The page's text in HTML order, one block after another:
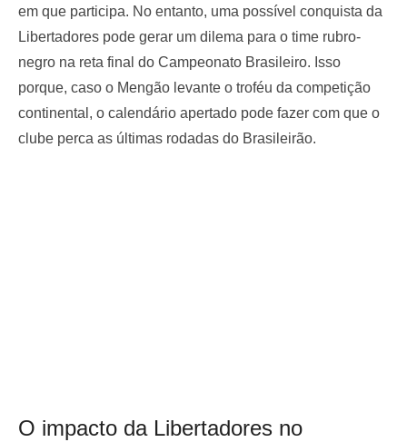
em que participa. No entanto, uma possível conquista da
Libertadores pode gerar um dilema para o time rubro-
negro na reta final do Campeonato Brasileiro. Isso
porque, caso o Mengão levante o troféu da competição
continental, o calendário apertado pode fazer com que o
clube perca as últimas rodadas do Brasileirão.
O impacto da Libertadores no